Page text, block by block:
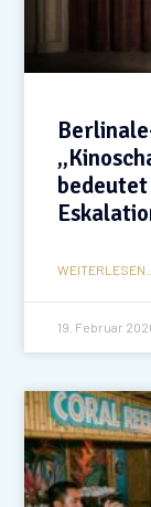
WEITERLESEN...
19. Februar